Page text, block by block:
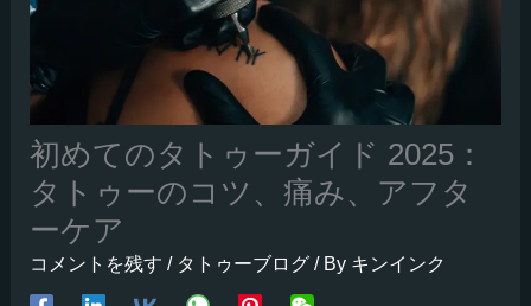
初めてのタトゥーガイド 2025：
タトゥーのコツ、痛み、アフタ
ーケア
コメントを残す / タトゥーブログ/ By キンインク